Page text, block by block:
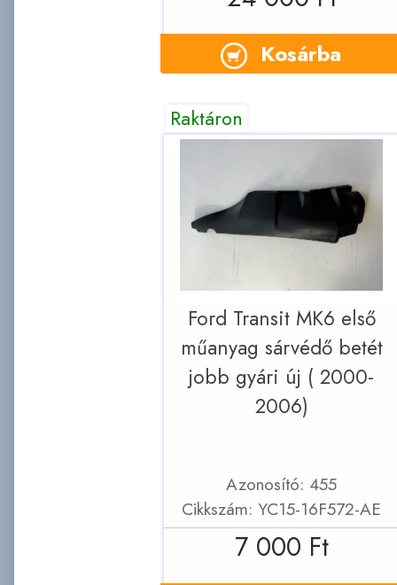
Kosárba
Raktáron
Ford Transit MK6 első
műanyag sárvédő betét
jobb gyári új ( 2000-
2006)
Azonosító: 455
Cikkszám: YC15-16F572-AE
7 000 Ft